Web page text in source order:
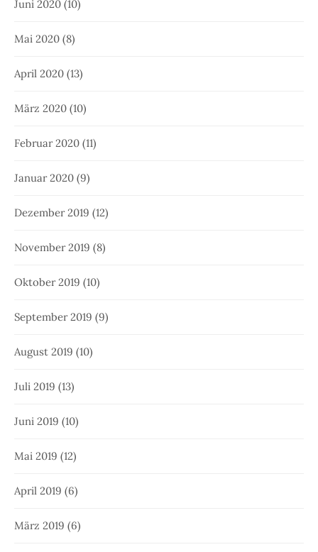
Juni 2020 (10)
Mai 2020 (8)
April 2020 (13)
März 2020 (10)
Februar 2020 (11)
Januar 2020 (9)
Dezember 2019 (12)
November 2019 (8)
Oktober 2019 (10)
September 2019 (9)
August 2019 (10)
Juli 2019 (13)
Juni 2019 (10)
Mai 2019 (12)
April 2019 (6)
März 2019 (6)